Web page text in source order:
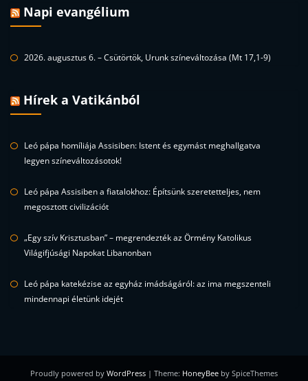
Napi evangélium
2026. augusztus 6. – Csütörtök, Urunk színeváltozása (Mt 17,1-9)
Hírek a Vatikánból
Leó pápa homíliája Assisiben: Istent és egymást meghallgatva
legyen színeváltozásotok!
Leó pápa Assisiben a fiatalokhoz: Építsünk szeretetteljes, nem
megosztott civilizációt
„Egy szív Krisztusban” – megrendezték az Örmény Katolikus
Világifjúsági Napokat Libanonban
Leó pápa katekézise az egyház imádságáról: az ima megszenteli
mindennapi életünk idejét
Proudly powered by WordPress | Theme: HoneyBee by SpiceThemes